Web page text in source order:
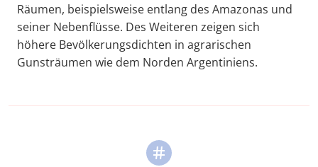
Räumen, beispielsweise entlang des Amazonas und
seiner Nebenflüsse. Des Weiteren zeigen sich
höhere Bevölkerungsdichten in agrarischen
Gunsträumen wie dem Norden Argentiniens.